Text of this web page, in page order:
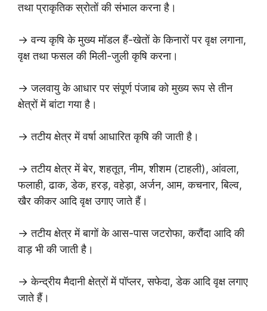
तथा प्राकृतिक स्रोतों की संभाल करना है।
→ वन्य कृषि के मुख्य मॉडल हैं-खेतों के किनारों पर वृक्ष लगाना,
वृक्ष तथा फसल की मिली-जुली कृषि करना।
→ जलवायु के आधार पर संपूर्ण पंजाब को मुख्य रूप से तीन
क्षेत्रों में बांटा गया है।
→ तटीय क्षेत्र में वर्षा आधारित कृषि की जाती है।
→ तटीय क्षेत्र में बेर, शहतूत, नीम, शीशम (टाहली), आंवला,
फलाही, ढाक, डेक, हरड़, वहेड़ा, अर्जन, आम, कचनार, बिल्व,
खैर कीकर आदि वृक्ष उगाए जाते हैं।
→ तटीय क्षेत्र में बागों के आस-पास जटरोफा, करौंदा आदि की
वाड़ भी की जाती है।
→ केन्द्रीय मैदानी क्षेत्रों में पॉप्लर, सफेदा, डेक आदि वृक्ष लगाए
जाते हैं।